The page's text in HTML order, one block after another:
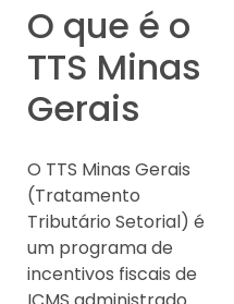
O que é o
TTS Minas
Gerais
O TTS Minas Gerais
(Tratamento
Tributário Setorial) é
um programa de
incentivos fiscais de